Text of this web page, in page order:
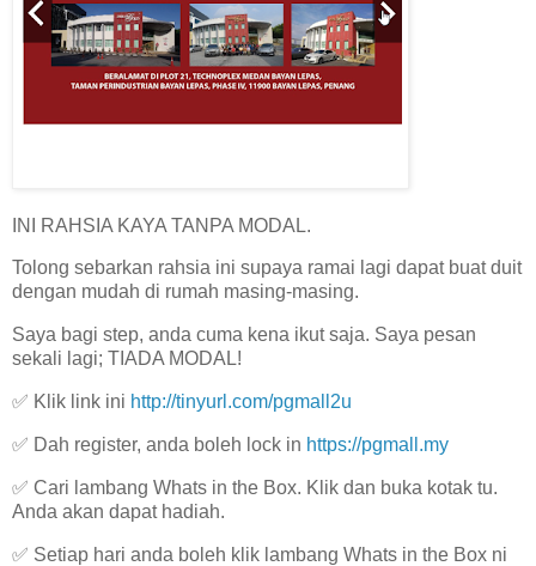
INI RAHSIA KAYA TANPA MODAL.
Tolong sebarkan rahsia ini supaya ramai lagi dapat buat duit
dengan mudah di rumah masing-masing.
Saya bagi step, anda cuma kena ikut saja. Saya pesan
sekali lagi; TIADA MODAL!
✅ Klik link ini http://tinyurl.com/pgmall2u
✅ Dah register, anda boleh lock in https://pgmall.my
✅ Cari lambang Whats in the Box. Klik dan buka kotak tu.
Anda akan dapat hadiah.
✅ Setiap hari anda boleh klik lambang Whats in the Box ni